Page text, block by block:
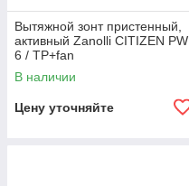
Вытяжной зонт пристенный,
активный Zanolli CITIZEN PW
6 / TP+fan
В наличии
Цену уточняйте